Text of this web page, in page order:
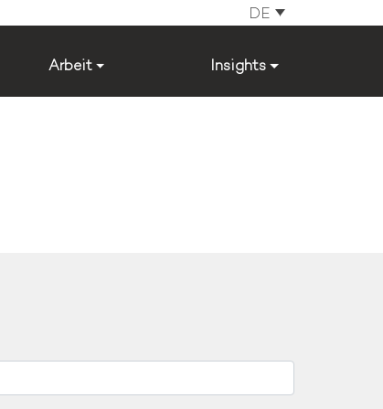
DE
Arbeit Insights